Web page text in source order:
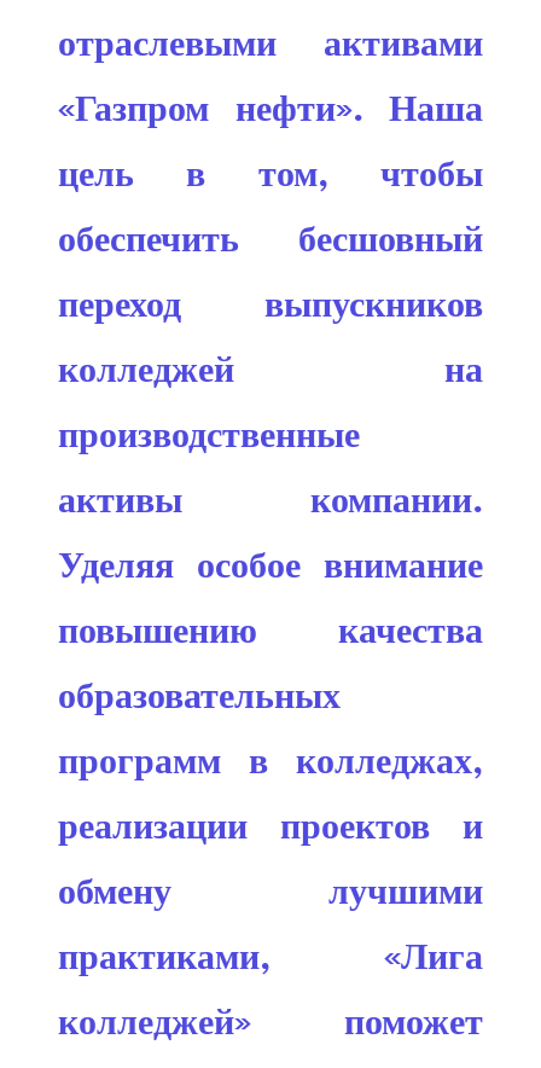
отраслевыми активами
«Газпром нефти». Наша
цель в том, чтобы
обеспечить бесшовный
переход выпускников
колледжей на
производственные
активы компании.
Уделяя особое внимание
повышению качества
образовательных
программ в колледжах,
реализации проектов и
обмену лучшими
практиками, «Лига
колледжей» поможет